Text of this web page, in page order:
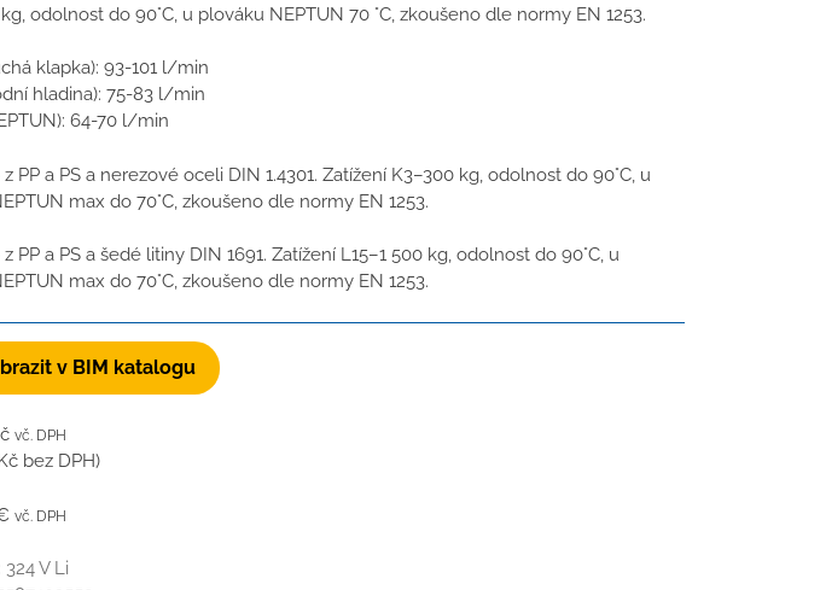
odolnost do 90°C, u plováku NEPTUN 70 °C, zkoušeno dle normy EN 1253.
klapka): 93-101 l/min
hladina): 75-83 l/min
64-70 l/min
PP a PS a nerezové oceli DIN 1.4301. Zatížení K3–300 kg, odolnost do 90°C, u
max do 70°C, zkoušeno dle normy EN 1253.
PP a PS a šedé litiny DIN 1691. Zatížení L15–1 500 kg, odolnost do 90°C, u
max do 70°C, zkoušeno dle normy EN 1253.
v BIM katalogu
vč. DPH
bez DPH)
vč. DPH
324 V Li